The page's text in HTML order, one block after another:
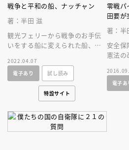
戦争と平和の船、ナッチャン
著：半田 滋
観光フェリーから戦争のお手伝
いをする船に変えられた船、ナ
と平和がとても近くにあること
を伝えます。
2022.04.07
電子あり
試し読み
特設サイト
零戦
田要
著：半
安全保
憲法
ではな
けます
電子あ